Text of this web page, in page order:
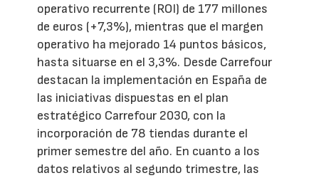
operativo recurrente (ROI) de 177 millones
de euros (+7,3%), mientras que el margen
operativo ha mejorado 14 puntos básicos,
hasta situarse en el 3,3%. Desde Carrefour
destacan la implementación en España de
las iniciativas dispuestas en el plan
estratégico Carrefour 2030, con la
incorporación de 78 tiendas durante el
primer semestre del año. En cuanto a los
datos relativos al segundo trimestre, las